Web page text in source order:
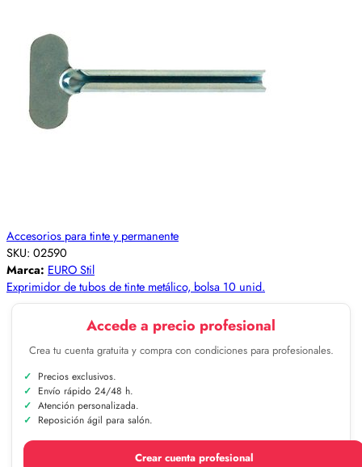
Accesorios para tinte y permanente
SKU: 02590
Marca: EURO Stil
Exprimidor de tubos de tinte metálico, bolsa 10 unid.
Accede a precio profesional
Crea tu cuenta gratuita y compra con condiciones para profesionales.
Precios exclusivos.
Envío rápido 24/48 h.
Atención personalizada.
Reposición ágil para salón.
Crear cuenta profesional